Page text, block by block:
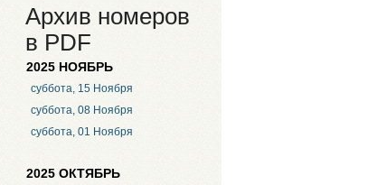
Архив номеров
в PDF
2025 НОЯБРЬ
суббота, 15 Ноября
суббота, 08 Ноября
суббота, 01 Ноября
2025 ОКТЯБРЬ